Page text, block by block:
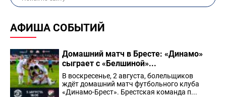
АФИША СОБЫТИЙ
Домашний матч в Бресте: «Динамо»
сыграет с «Белшиной»...
В воскресенье, 2 августа, болельщиков
ждёт домашний матч футбольного клуба
«Динамо-Брест». Брестская команда п...